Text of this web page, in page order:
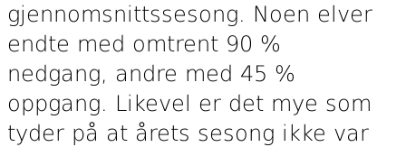
gjennomsnittssesong. Noen elver
endte med omtrent 90 %
nedgang, andre med 45 %
oppgang. Likevel er det mye som
tyder på at årets sesong ikke var